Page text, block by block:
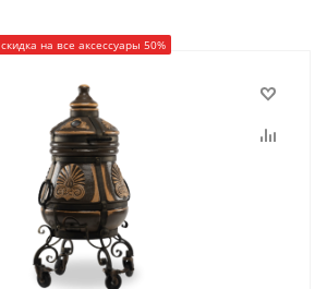
скидка на все аксессуары 50%